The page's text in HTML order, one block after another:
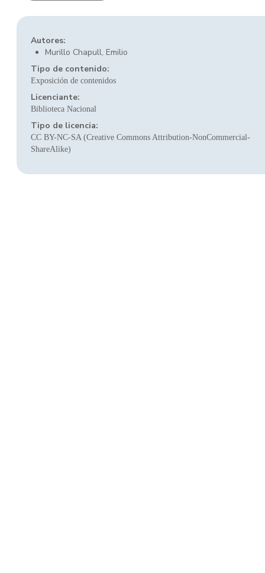
Autores:
Murillo Chapull, Emilio
Tipo de contenido:
Exposición de contenidos
Licenciante:
Biblioteca Nacional
Tipo de licencia:
CC BY-NC-SA (Creative Commons Attribution-NonCommercial-
ShareAlike)